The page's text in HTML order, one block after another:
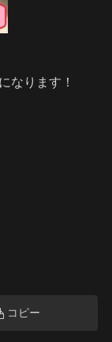
なります！
コピー